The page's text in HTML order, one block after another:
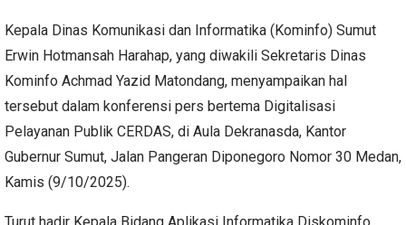
Kepala Dinas Komunikasi dan Informatika (Kominfo) Sumut
Erwin Hotmansah Harahap, yang diwakili Sekretaris Dinas
Kominfo Achmad Yazid Matondang, menyampaikan hal
tersebut dalam konferensi pers bertema Digitalisasi
Pelayanan Publik CERDAS, di Aula Dekranasda, Kantor
Gubernur Sumut, Jalan Pangeran Diponegoro Nomor 30 Medan,
Kamis (9/10/2025).